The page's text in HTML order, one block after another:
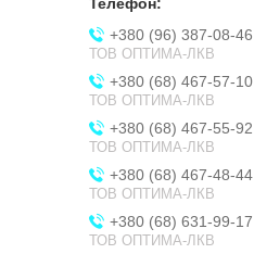
+380 (96) 387-08-46
ТОВ ОПТИМА-ЛКВ
+380 (68) 467-57-10
ТОВ ОПТИМА-ЛКВ
+380 (68) 467-55-92
ТОВ ОПТИМА-ЛКВ
+380 (68) 467-48-44
ТОВ ОПТИМА-ЛКВ
+380 (68) 631-99-17
ТОВ ОПТИМА-ЛКВ